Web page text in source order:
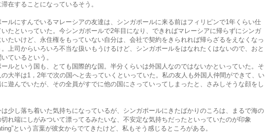
在することになっているそう。
ールにすんでいるマレーシアの友達は、シンガポールに来る前はフィリピンで1年くらい仕
たといっていた。今シンガポールで2年目になり、できればマレーシアに帰らずにシンガ
たいけど、永住権をもっていない自分は、会社で契約をきられれば帰らざるをえなくなっ
上司からいろいろ不当な扱いもうけるけど、シンガポールをはなれたくはないので、おと
ているという。
ールという国も、とても国際的な国。半分くらいは外国人なのではないかといっていた。そ
大半は1，2年で次の国へと去っていくといっていた。私の友人も外国人仲間ができて、い
遊んでいたが、その全員がすでに他の国にさっていってしまったと、さみしそうな顔をし
少し落ち着いた気持ちになっているが、シンガポールにきたばかりのころは、まるで海の
れ端にしがみついて漂ってるみたいな、不安定な気持ちだったといっていたのが印象
という言葉が彼女からでてきたけど、私もそう感じるところがある。